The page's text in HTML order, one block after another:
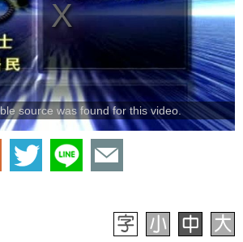
source was found for this video.